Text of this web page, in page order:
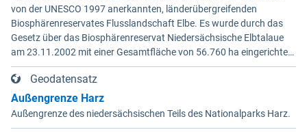
von der UNESCO 1997 anerkannten, länderübergreifenden
Biosphärenreservates Flusslandschaft Elbe. Es wurde durch das
Gesetz über das Biosphärenreservat Niedersächsische Elbtalaue
am 23.11.2002 mit einer Gesamtfläche von 56.760 ha eingerichtet.
Das Biosphärenreservat „Niedersächsische Elbtalaue“ erstreckt
sich 100 Kilometer südöstlich von Hamburg auf einer Länge von ca.
80 km am nordöstlichen Rand des Landes Niedersachsen (vgl. Abb.
4-1) entlang der Elbe zwischen Schnackenburg im Osten und
Geodatensatz
Außengrenze Harz
Außengrenze des niedersächsischen Teils des Nationalparks Harz.